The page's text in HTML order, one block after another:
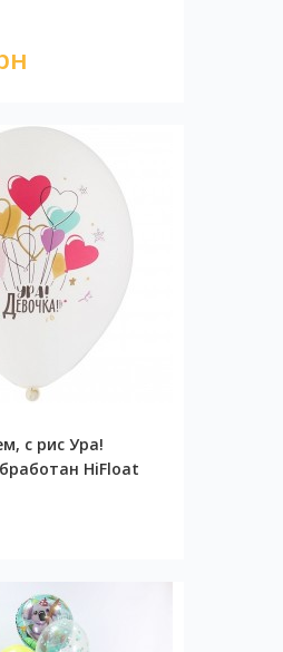
с рис Ура!
HiFloat